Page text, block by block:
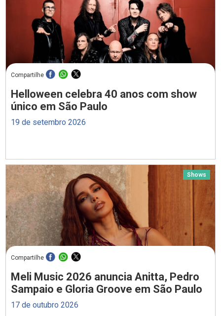
Compartilhe
Helloween celebra 40 anos com show
único em São Paulo
19 de setembro 2026
Shows
Compartilhe
Meli Music 2026 anuncia Anitta, Pedro
Sampaio e Gloria Groove em São Paulo
17 de outubro 2026